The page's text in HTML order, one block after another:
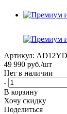
Артикул:
49 990 руб./шт
Нет в наличии
-
В корзину
Хочу скидку
Поделиться